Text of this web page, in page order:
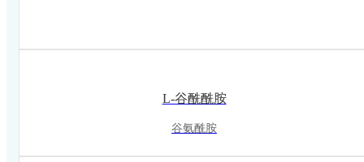
L-谷酰酰胺
谷氨酰胺